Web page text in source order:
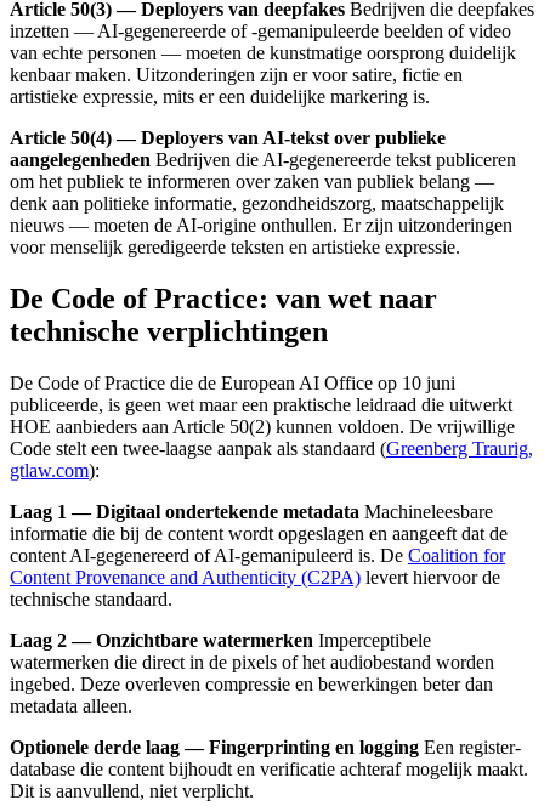
Article 50(3) — Deployers van deepfakes Bedrijven die deepfakes
inzetten — AI-gegenereerde of -gemanipuleerde beelden of video
van echte personen — moeten de kunstmatige oorsprong duidelijk
kenbaar maken. Uitzonderingen zijn er voor satire, fictie en
artistieke expressie, mits er een duidelijke markering is.
Article 50(4) — Deployers van AI-tekst over publieke
aangelegenheden Bedrijven die AI-gegenereerde tekst publiceren
om het publiek te informeren over zaken van publiek belang —
denk aan politieke informatie, gezondheidszorg, maatschappelijk
nieuws — moeten de AI-origine onthullen. Er zijn uitzonderingen
voor menselijk geredigeerde teksten en artistieke expressie.
De Code of Practice: van wet naar
technische verplichtingen
De Code of Practice die de European AI Office op 10 juni
publiceerde, is geen wet maar een praktische leidraad die uitwerkt
HOE aanbieders aan Article 50(2) kunnen voldoen. De vrijwillige
Code stelt een twee-laagse aanpak als standaard (Greenberg Traurig,
gtlaw.com):
Laag 1 — Digitaal ondertekende metadata Machineleesbare
informatie die bij de content wordt opgeslagen en aangeeft dat de
content AI-gegenereerd of AI-gemanipuleerd is. De Coalition for
Content Provenance and Authenticity (C2PA) levert hiervoor de
technische standaard.
Laag 2 — Onzichtbare watermerken Imperceptibele
watermerken die direct in de pixels of het audiobestand worden
ingebed. Deze overleven compressie en bewerkingen beter dan
metadata alleen.
Optionele derde laag — Fingerprinting en logging Een register-
database die content bijhoudt en verificatie achteraf mogelijk maakt.
Dit is aanvullend, niet verplicht.